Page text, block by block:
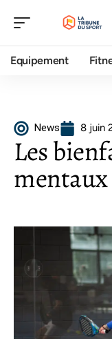
Equipement
News 8 juin
Les